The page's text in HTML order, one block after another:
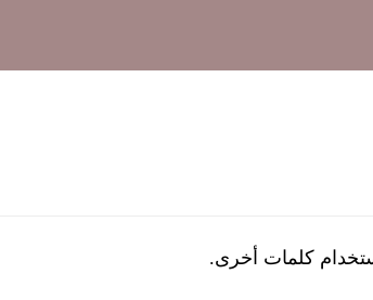
كلمات أخرى.